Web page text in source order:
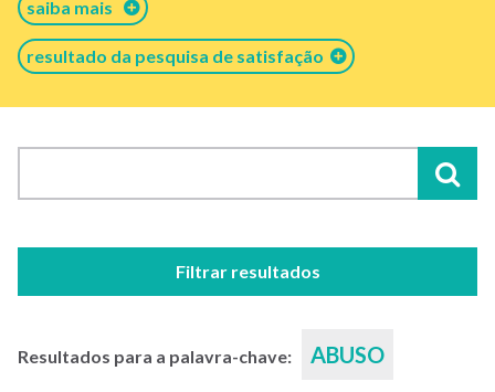
saiba mais
resultado da pesquisa de satisfação
Filtrar resultados
Resultados para a palavra-chave: ABUSO